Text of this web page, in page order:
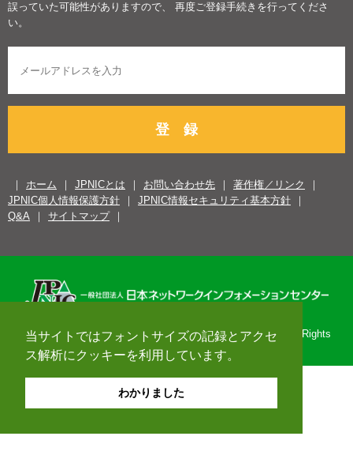
当サイトではフォントサイズの記録とアクセ
ス解析にクッキーを利用しています。
わかりました
誤っていた可能性がありますので、 再度ご登録手続きを行ってくださ
い。
登 録
ホーム JPNICとは お問い合わせ先
著作権／リンク
JPNIC個人情報保護方針
JPNIC情報セキュリティ基本方針
Q&A
サイトマップ
Copyright© 1996-2026 Japan Network Information Center. All Rights
Reserved.